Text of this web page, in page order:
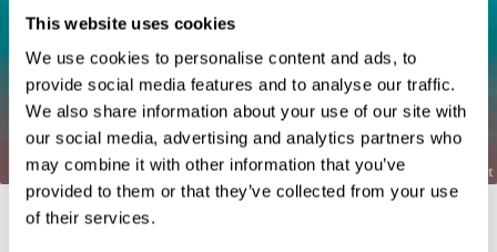
This website uses cookies
We use cookies to personalise content and ads, to
provide social media features and to analyse our traffic.
We also share information about your use of our site with
our social media, advertising and analytics partners who
may combine it with other information that you’ve
provided to them or that they’ve collected from your use
of their services.